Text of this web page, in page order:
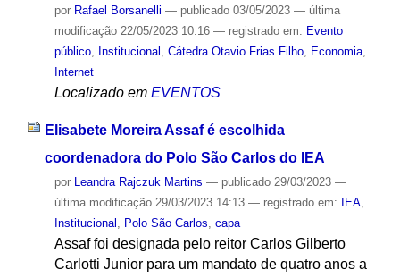
por Rafael Borsanelli — publicado03/05/2023 — última
modificação22/05/2023 10:16 — registrado em: Evento
público, Institucional Cátedra Otavio Frias Filho, Economia,
Internet
Localizado em EVENTOS
Elisabete Moreira Assaf é escolhida
coordenadora do Polo São Carlos do IEA
por Leandra Rajczuk Martins — publicado29/03/2023 —
última modificação29/03/2023 14:13 — registrado em: IEA,
Institucional , Polo São Carlos, capa
Assaf foi designada pelo reitor Carlos Gilberto
Carlotti Junior para um mandato de quatro anos a